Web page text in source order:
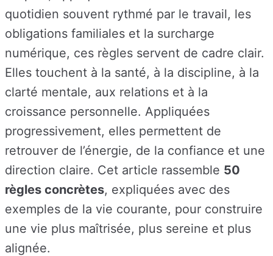
quotidien souvent rythmé par le travail, les
obligations familiales et la surcharge
numérique, ces règles servent de cadre clair.
Elles touchent à la santé, à la discipline, à la
clarté mentale, aux relations et à la
croissance personnelle. Appliquées
progressivement, elles permettent de
retrouver de l’énergie, de la confiance et une
direction claire. Cet article rassemble 50
règles concrètes, expliquées avec des
exemples de la vie courante, pour construire
une vie plus maîtrisée, plus sereine et plus
alignée.